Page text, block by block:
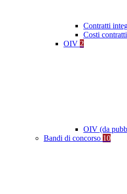
Contratti
Costi
OIV 2
OIV (da
Bandi di concorso 10